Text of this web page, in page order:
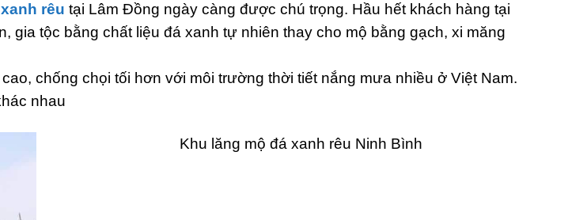
rêu tại Lâm Đồng ngày càng được chú trọng. Hầu hết khách hàng tại
tộc bằng chất liệu đá xanh tự nhiên thay cho mộ bằng gạch, xi măng
chống chọi tối hơn với môi trường thời tiết nắng mưa nhiều ở Việt Nam.
nhau
Khu lăng mộ đá xanh rêu Ninh Bình